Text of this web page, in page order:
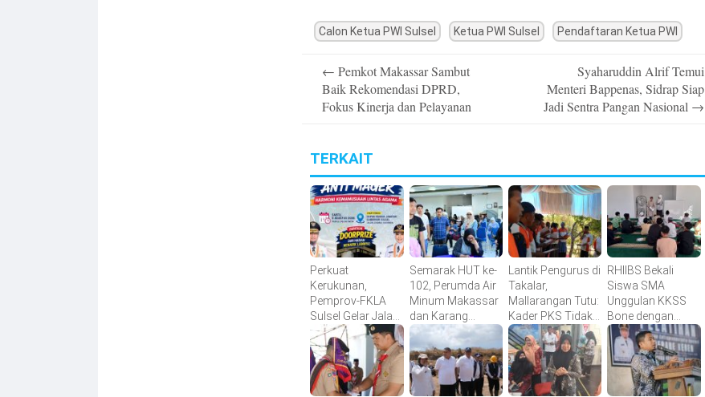
Calon Ketua PWI Sulsel Ketua PWI Sulsel Pendaftaran Ketua PWI
navigation
← Pemkot Makassar Sambut
Baik Rekomendasi DPRD,
Fokus Kinerja dan Pelayanan
Syaharuddin Alrif Temui
Menteri Bappenas, Sidrap Siap
Jadi Sentra Pangan Nasional →
TERKAIT
Perkuat
Kerukunan,
Pemprov-FKLA
Sulsel Gelar Jalan
Sehat Anti Mager
Harmoni
Kemanusiaan
Lintas Agama
Semarak HUT ke-
102, Perumda Air
Minum Makassar
dan Karang
Taruna Gelar
Donor Darah
Lantik Pengurus di
Takalar,
Mallarangan Tutu:
Kader PKS Tidak
Dicetak di Hotel,
tetapi Ditempa di
Lapangan
RHIIBS Bekali
Siswa SMA
Unggulan KKSS
Bone dengan
English
Foundation
Program